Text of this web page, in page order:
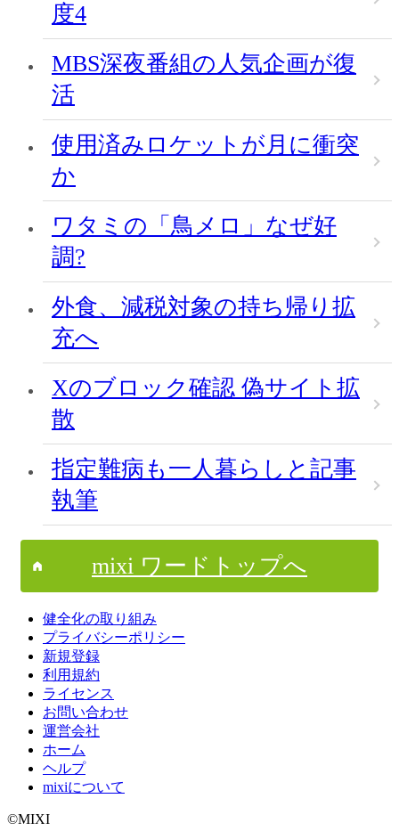
度4
MBS深夜番組の人気企画が復
活
使用済みロケットが月に衝突
か
ワタミの「鳥メロ」なぜ好
調?
外食、減税対象の持ち帰り拡
充へ
Xのブロック確認 偽サイト拡
散
指定難病も一人暮らしと記事
執筆
mixi ワードトップへ
健全化の取り組み
プライバシーポリシー
新規登録
利用規約
ライセンス
お問い合わせ
運営会社
ホーム
ヘルプ
mixiについて
©MIXI